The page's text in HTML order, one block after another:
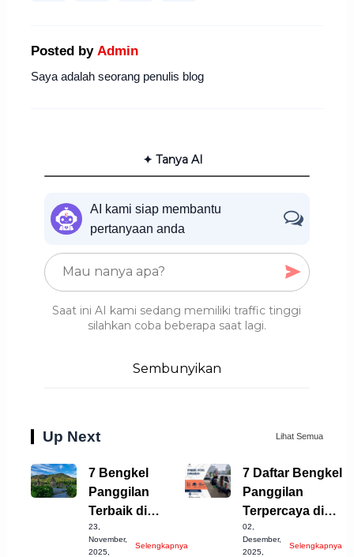
Posted by Admin
Saya adalah seorang penulis blog
✦ Tanya AI
AI kami siap membantu
pertanyaan anda
Saat ini AI kami sedang memiliki traffic tinggi
silahkan coba beberapa saat lagi.
Sembunyikan
Up Next Lihat Semua
7 Bengkel
Panggilan
Terbaik di
Wonosobo
untuk Anda!
23,
November,
2025,
Selengkapnya
7 Daftar Bengkel
Panggilan
Terpercaya di
Pemalang 2023!
02,
Desember,
2025,
Selengkapnya